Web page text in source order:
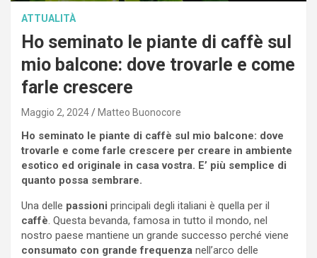
ATTUALITÀ
Ho seminato le piante di caffè sul
mio balcone: dove trovarle e come
farle crescere
Maggio 2, 2024 Matteo Buonocore
Ho seminato le piante di caffè sul mio balcone: dove
trovarle e come farle crescere per creare in ambiente
esotico ed originale in casa vostra. E’ più semplice di
quanto possa sembrare.
Una delle passioni principali degli italiani è quella per il
caffè. Questa bevanda, famosa in tutto il mondo, nel
nostro paese mantiene un grande successo perché viene
consumato con grande frequenza nell’arco delle